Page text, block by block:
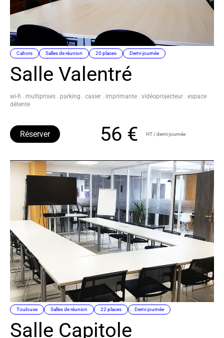
Cahors Salles de réunion 20 places Demi-journée
Salle Valentré
wi-fi . multiprises . parking . casier . imprimante . vidéoprojecteur . espace
détente
56 € HT / demi-journée
Réserver
Toulouse Salles de réunion 22 places Demi-journée
Salle Capitole